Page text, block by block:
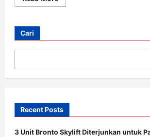
more
Sekitar
Margasatwa
Macet
Cari
Recent Posts
3 Unit Bronto Skylift Diterjunkan untuk